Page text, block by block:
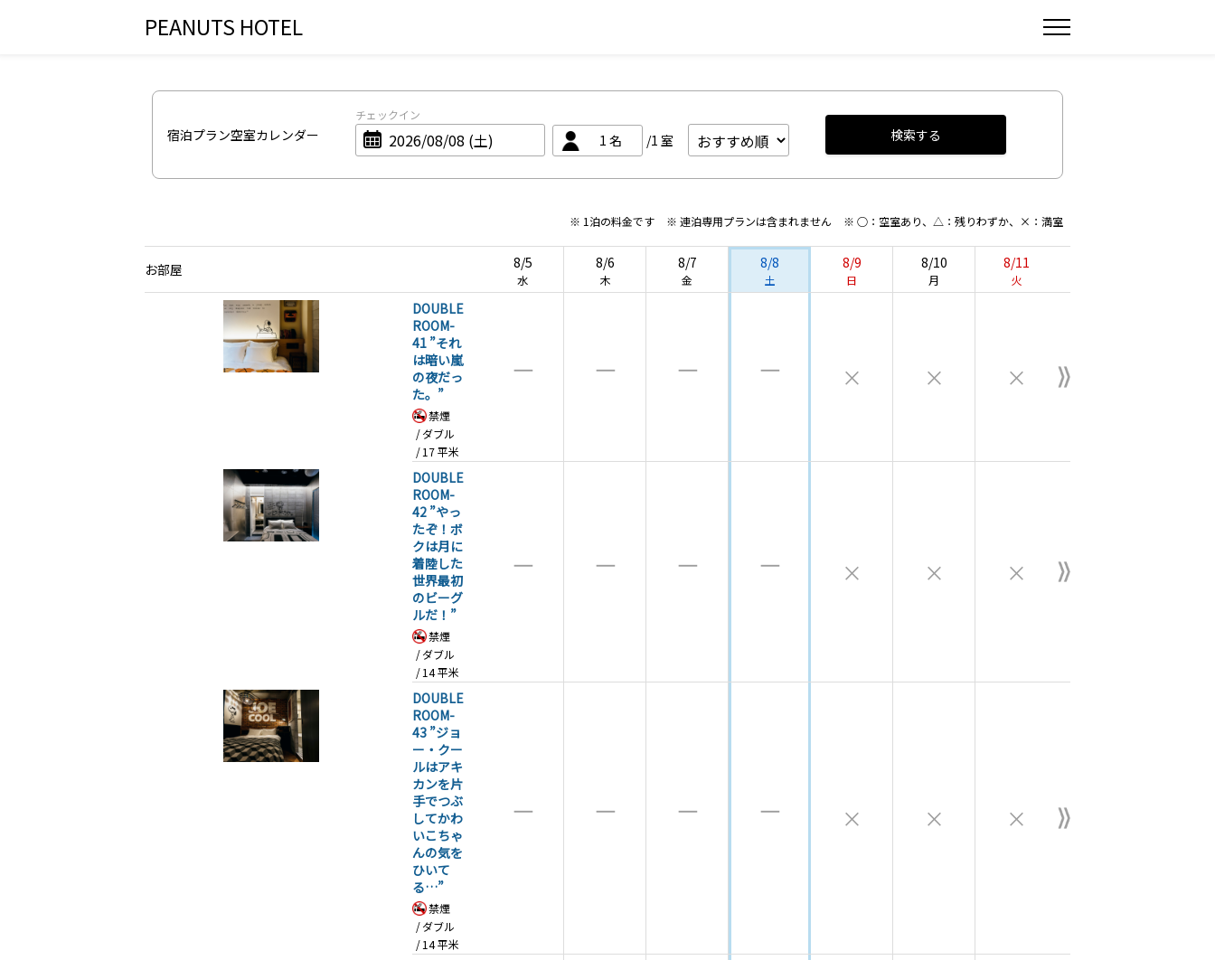
PEANUTS HOTEL
宿泊プラン空室カレンダー
チェックイン
1 名 /1 室 検索する
※ 1泊の料金です ※ 連泊専用プランは含まれません ※ ○：空室あり、△：残りわずか、×：満室
お部屋 8/5
水
8/6
木
8/7
金
8/8
土
8/9
日
8/10
月
8/11
火
DOUBLE
ROOM-
41 ”それ
は暗い嵐
の夜だっ
た。”
禁煙
ダブル
17平米
― ― ― ― × × ×
DOUBLE
ROOM-
42 ”やっ
たぞ！ボ
クは月に
着陸した
世界最初
のビーグ
ルだ！”
禁煙
ダブル
14平米
― ― ― ― × × ×
DOUBLE
ROOM-
43 ”ジョ
ー・クー
ルはアキ
カンを片
手でつぶ
してかわ
いこちゃ
んの気を
ひいて
る…”
禁煙
ダブル
14平米
― ― ― ― × × ×